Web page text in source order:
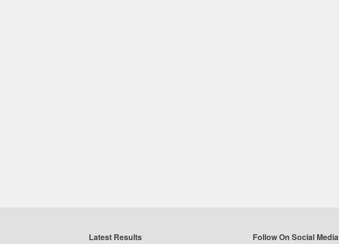
Latest Results Follow On Social Media